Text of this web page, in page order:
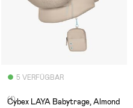
5 VERFÜGBAR
(1)
Cybex LAYA Babytrage, Almond